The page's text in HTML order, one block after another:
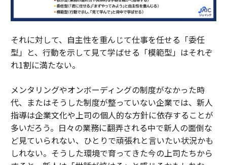
それに対して、自主性を重んじて仕事を任せる「委任
型」と、行動を示して見て学ばせる「模範型」はそれぞ
れ1割に満たない。
メンタリングやオンボーディングの制度がなかった時
代、またはそうした制度が整っていない企業では、新人
指導は企業文化や上司の個人的な方針に依存することが
多いだろう。日々の業務に翻弄される中で新人の面倒な
ど見ていられない、ひとりで頑張れと言いたい状況かも
しれない。そうした環境で育ってきた今の上司たちから